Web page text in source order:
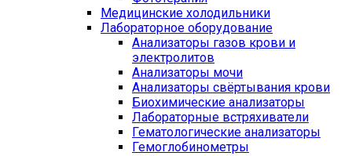
Медицинские холодильники
Лабораторное оборудование
Анализаторы газов крови и
электролитов
Анализаторы мочи
Анализаторы свёртывания крови
Биохимические анализаторы
Лабораторные встряхиватели
Гематологические анализаторы
Гемоглобинометры